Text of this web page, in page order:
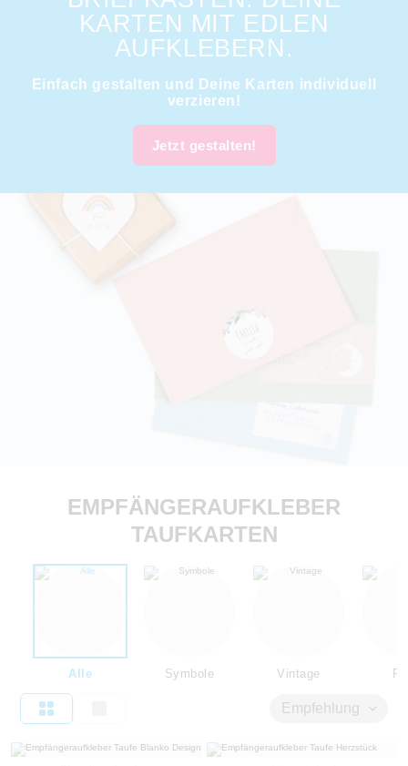
KARTEN MIT EDLEN
AUFKLEBERN.
Einfach gestalten und Deine Karten individuell
verzieren!
Jetzt gestalten!
EMPFÄNGERAUFKLEBER
TAUFKARTEN
Alle Symbole Vintage
Empfehlung